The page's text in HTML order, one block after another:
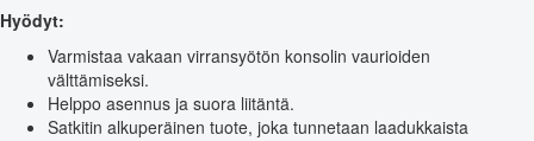
Hyödyt:
Varmistaa vakaan virransyötön konsolin vaurioiden
välttämiseksi.
Helppo asennus ja suora liitäntä.
Satkitin alkuperäinen tuote, joka tunnetaan laadukkaista